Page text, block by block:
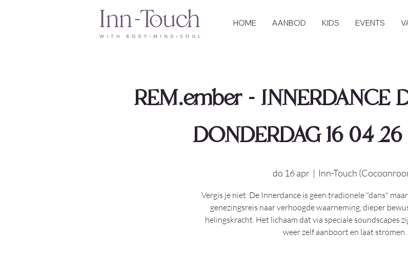
HOME AANBOD KIDS EVENTS
REM.ember - INNERDANCE
DONDERDAG 16 04
do 16 apr
  |
Inn-Touch
Vergis je niet. De Innerdance is geen tradionele "dans"
genezingsreis naar verhoogde waarneming, dieper
helingskracht. Het lichaam dat via speciale soundscapes
weer zelf aanboort en laat stromen.